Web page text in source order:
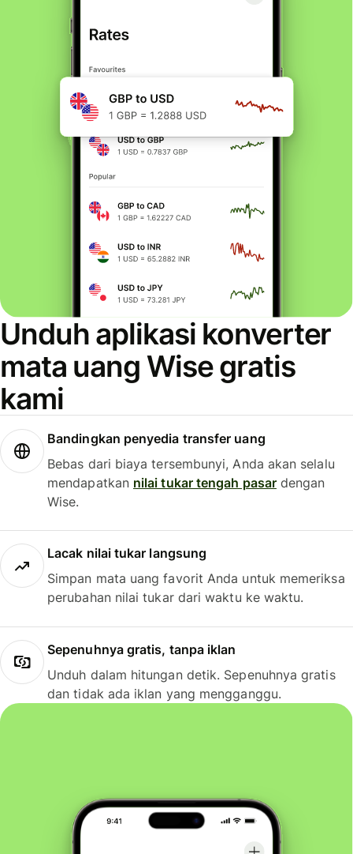
Unduh aplikasi konverter
mata uang Wise gratis
kami
Bandingkan penyedia transfer uang
Bebas dari biaya tersembunyi, Anda akan selalu
mendapatkan nilai tukar tengah pasardengan
Wise.
Lacak nilai tukar langsung
Simpan mata uang favorit Anda untuk memeriksa
perubahan nilai tukar dari waktu ke waktu.
Sepenuhnya gratis, tanpa iklan
Unduh dalam hitungan detik. Sepenuhnya gratis
dan tidak ada iklan yang mengganggu.